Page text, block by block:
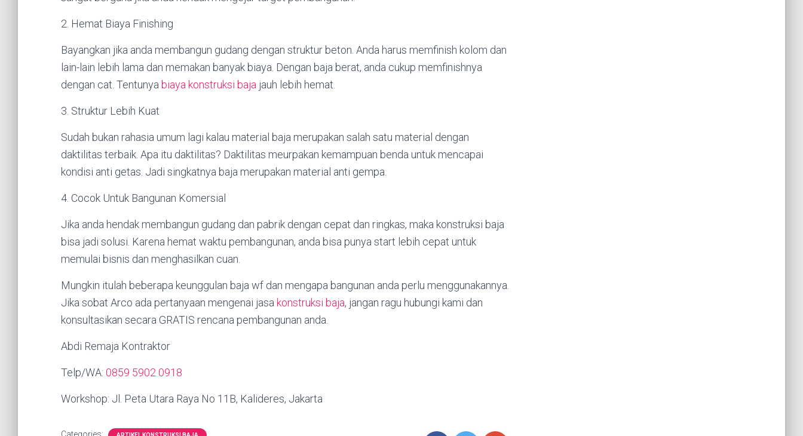
2. Hemat Biaya Finishing
Bayangkan jika anda membangun gudang dengan struktur beton. Anda harus memfinish kolom dan
lain-lain lebih lama dan memakan banyak biaya. Dengan baja berat, anda cukup memfinishnya
dengan cat. Tentunya biaya konstruksi baja jauh lebih hemat.
3. Struktur Lebih Kuat
Sudah bukan rahasia umum lagi kalau material baja merupakan salah satu material dengan
daktilitas terbaik. Apa itu daktilitas? Daktilitas meurpakan kemampuan benda untuk mencapai
kondisi anti getas. Jadi singkatnya baja merupakan material anti gempa.
4. Cocok Untuk Bangunan Komersial
Jika anda hendak membangun gudang dan pabrik dengan cepat dan ringkas, maka konstruksi baja
bisa jadi solusi. Karena hemat waktu pembangunan, anda bisa punya start lebih cepat untuk
memulai bisnis dan menghasilkan cuan.
Mungkin itulah beberapa keunggulan baja wf dan mengapa bangunan anda perlu menggunakannya.
Jika sobat Arco ada pertanyaan mengenai jasa konstruksi baja, jangan ragu hubungi kami dan
konsultasikan secara GRATIS rencana pembangunan anda.
Abdi Remaja Kontraktor
Telp/WA: 0859 5902 0918
Workshop: Jl. Peta Utara Raya No 11B, Kalideres, Jakarta